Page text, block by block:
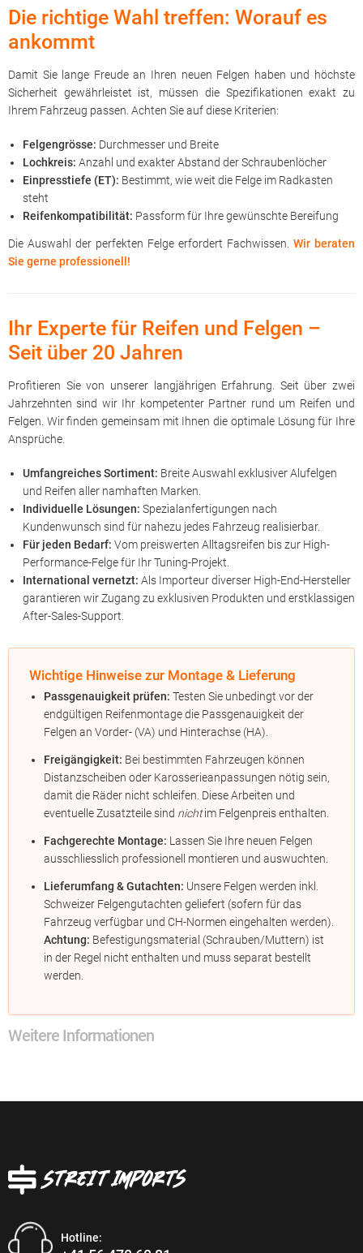
Die richtige Wahl treffen: Worauf es
ankommt
Damit Sie lange Freude an Ihren neuen Felgen haben und höchste
Sicherheit gewährleistet ist, müssen die Spezifikationen exakt zu
Ihrem Fahrzeug passen. Achten Sie auf diese Kriterien:
Felgengrösse: Durchmesser und Breite
Lochkreis: Anzahl und exakter Abstand der Schraubenlöcher
Einpresstiefe (ET): Bestimmt, wie weit die Felge im Radkasten
steht
Reifenkompatibilität: Passform für Ihre gewünschte Bereifung
Die Auswahl der perfekten Felge erfordert Fachwissen. Wir beraten
Sie gerne professionell!
Ihr Experte für Reifen und Felgen –
Seit über 20 Jahren
Profitieren Sie von unserer langjährigen Erfahrung. Seit über zwei
Jahrzehnten sind wir Ihr kompetenter Partner rund um Reifen und
Felgen. Wir finden gemeinsam mit Ihnen die optimale Lösung für Ihre
Ansprüche.
Umfangreiches Sortiment: Breite Auswahl exklusiver Alufelgen
und Reifen aller namhaften Marken.
Individuelle Lösungen: Spezialanfertigungen nach
Kundenwunsch sind für nahezu jedes Fahrzeug realisierbar.
Für jeden Bedarf: Vom preiswerten Alltagsreifen bis zur High-
Performance-Felge für Ihr Tuning-Projekt.
International vernetzt: Als Importeur diverser High-End-Hersteller
garantieren wir Zugang zu exklusiven Produkten und erstklassigen
After-Sales-Support.
Wichtige Hinweise zur Montage & Lieferung
Passgenauigkeit prüfen: Testen Sie unbedingt vor der
endgültigen Reifenmontage die Passgenauigkeit der
Felgen an Vorder- (VA) und Hinterachse (HA).
Freigängigkeit: Bei bestimmten Fahrzeugen können
Distanzscheiben oder Karosserieanpassungen nötig sein,
damit die Räder nicht schleifen. Diese Arbeiten und
eventuelle Zusatzteile sind nichtim Felgenpreis enthalten.
Fachgerechte Montage: Lassen Sie Ihre neuen Felgen
ausschliesslich professionell montieren und auswuchten.
Lieferumfang & Gutachten: Unsere Felgen werden inkl.
Schweizer Felgengutachten geliefert (sofern für das
Fahrzeug verfügbar und CH-Normen eingehalten werden).
Achtung: Befestigungsmaterial (Schrauben/Muttern) ist
in der Regel nicht enthalten und muss separat bestellt
werden.
Weitere Informationen
Hotline: